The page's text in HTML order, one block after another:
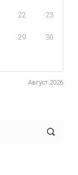
Август 2026
22 23
29 30